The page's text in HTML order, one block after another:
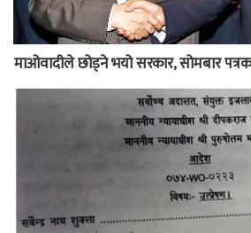
माओवादीले छोड्ने भयो सरकार, सोमबार